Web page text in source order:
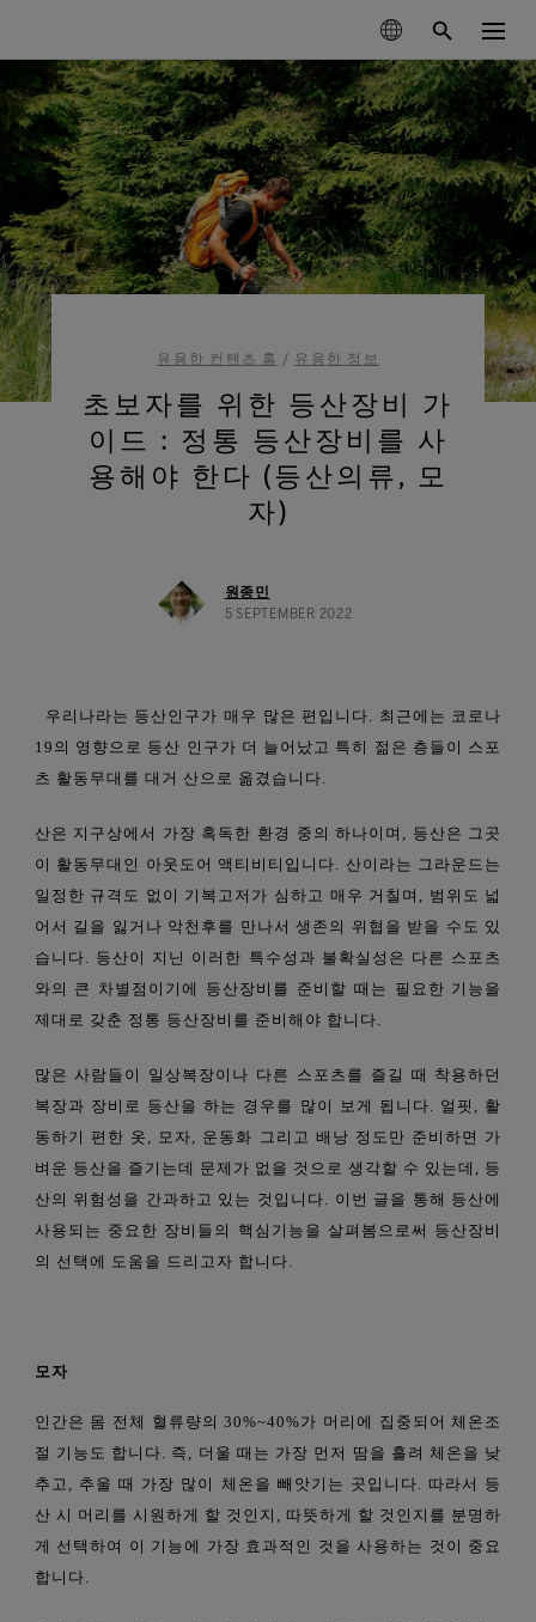
제품
이번 시즌 신제품
GORE‑TEX® 브랜드 파트너
의류
장갑 및 악세서리
등산
러닝
클라이밍
일상생활
기술
고어텍스 멤브레인
고어텍스 제품의 테스트
고어텍스 가상실험실 체험
고어텍스 제품
최상의 방수기능
윈드스토퍼 바이 고어텍스 랩
건조한 조건에서 최고의 기능
고어텍스 프로 의류
가장 극한의 조건에서 타협 없는 기능성
고어텍스 의류
모든 의류 기술 보기
고어텍스 서라운드® 아웃도어 신발
360도 전방향 투습기능, 튼튼한 방수기능
고어텍스 인비저블 핏 신발
윈드스토퍼 바이 고어텍스 랩 스트레치 장갑 제품
손에 꼭 맞는 핏. 더 정교한 작업 가능
지속가능성
사회적 책임을 다하는 성능
과학 기반 혁신을 통한 책임감 있는 행동.
오랫동안 입을 수 있는 제품
과학 주도 혁신
내구성과 오래 지속되는 제품의 가치
아웃도어 산업의 핵심 화두로 떠오른 ‘내구성’에 대해 알
아보세요. 지금 바로 백서를 만나보실 수 있습니다.
고어텍스 소개
고어텍스® 브랜드 50년의 여정
고어텍스® 브랜드의 주요 순간들을 타임라인에서 만나
고어텍스 라이프스타일 제품군
관리 및 지원
유용한 컨텐츠 홈 / 유용한 정보
초보자를 위한 등산장비 가
이드 : 정통 등산장비를 사
용해야 한다 (등산의류, 모
자)
원종민
5 SEPTEMBER 2022
우리나라는 등산인구가 매우 많은 편입니다. 최근에는 코로나
19의 영향으로 등산 인구가 더 늘어났고 특히 젊은 층들이 스포
츠 활동무대를 대거 산으로 옮겼습니다.
산은 지구상에서 가장 혹독한 환경 중의 하나이며, 등산은 그곳
이 활동무대인 아웃도어 액티비티입니다. 산이라는 그라운드는
일정한 규격도 없이 기복고저가 심하고 매우 거칠며, 범위도 넓
어서 길을 잃거나 악천후를 만나서 생존의 위협을 받을 수도 있
습니다. 등산이 지닌 이러한 특수성과 불확실성은 다른 스포츠
와의 큰 차별점이기에 등산장비를 준비할 때는 필요한 기능을
제대로 갖춘 정통 등산장비를 준비해야 합니다.
많은 사람들이 일상복장이나 다른 스포츠를 즐길 때 착용하던
복장과 장비로 등산을 하는 경우를 많이 보게 됩니다. 얼핏, 활
동하기 편한 옷, 모자, 운동화 그리고 배낭 정도만 준비하면 가
벼운 등산을 즐기는데 문제가 없을 것으로 생각할 수 있는데, 등
산의 위험성을 간과하고 있는 것입니다. 이번 글을 통해 등산에
사용되는 중요한 장비들의 핵심기능을 살펴봄으로써 등산장비
의 선택에 도움을 드리고자 합니다.
모자
인간은 몸 전체 혈류량의 30%~40%가 머리에 집중되어 체온조
절 기능도 합니다. 즉, 더울 때는 가장 먼저 땀을 흘려 체온을 낮
추고, 추울 때 가장 많이 체온을 빼앗기는 곳입니다. 따라서 등
산 시 머리를 시원하게 할 것인지, 따뜻하게 할 것인지를 분명하
게 선택하여 이 기능에 가장 효과적인 것을 사용하는 것이 중요
합니다.